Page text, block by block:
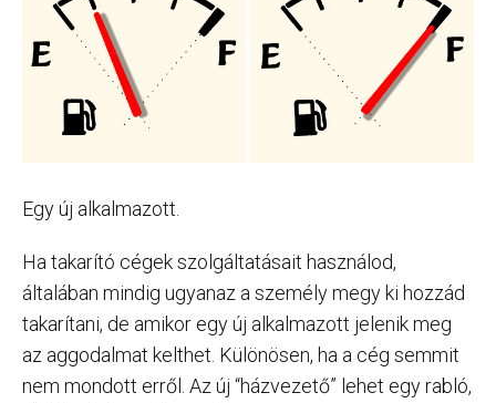
Egy új alkalmazott.
Ha takarító cégek szolgáltatásait használod,
általában mindig ugyanaz a személy megy ki hozzád
takarítani, de amikor egy új alkalmazott jelenik meg
az aggodalmat kelthet. Különösen, ha a cég semmit
nem mondott erről. Az új “házvezető” lehet egy rabló,